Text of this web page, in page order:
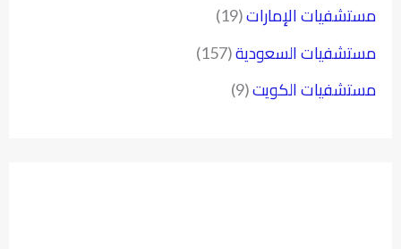
مستشفيات الإمارات(19)
مستشفيات السعودية(157)
مستشفيات الكويت(9)